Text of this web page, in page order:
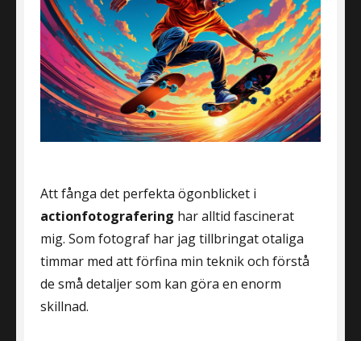
Att fånga det perfekta ögonblicket i
actionfotografering har alltid fascinerat
mig. Som fotograf har jag tillbringat otaliga
timmar med att förfina min teknik och förstå
de små detaljer som kan göra en enorm
skillnad.